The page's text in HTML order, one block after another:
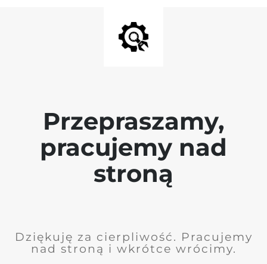
Przepraszamy,
pracujemy nad
stroną
Dziękuję za cierpliwość. Pracujemy
nad stroną i wkrótce wrócimy.